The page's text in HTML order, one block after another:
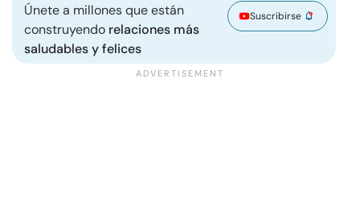
Únete a millones que están
construyendo relaciones más
saludables y felices
Suscribirse